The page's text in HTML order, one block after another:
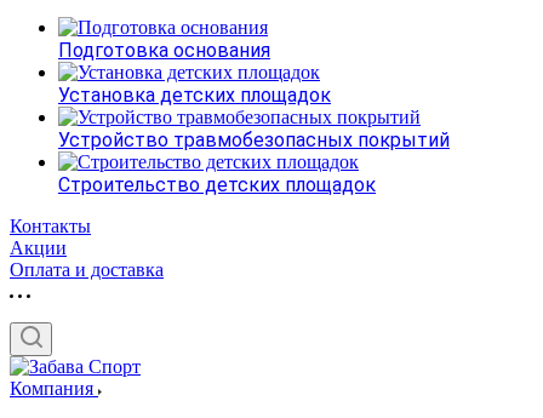
Подготовка основания
Установка детских площадок
Устройство травмобезопасных покрытий
Строительство детских площадок
Контакты
Акции
Оплата и доставка
Компания